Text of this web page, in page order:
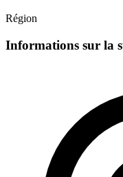
Région
Informations sur la